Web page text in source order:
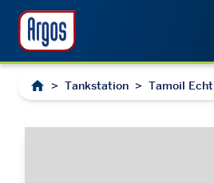
> Tankstation > Tamoil Echt